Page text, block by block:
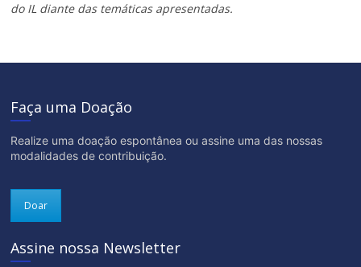
do IL diante das temáticas apresentadas.
Faça uma Doação
Realize uma doação espontânea ou assine uma das nossas
modalidades de contribuição.
Doar
Assine nossa Newsletter